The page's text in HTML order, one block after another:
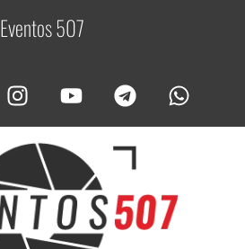
Eventos 507C